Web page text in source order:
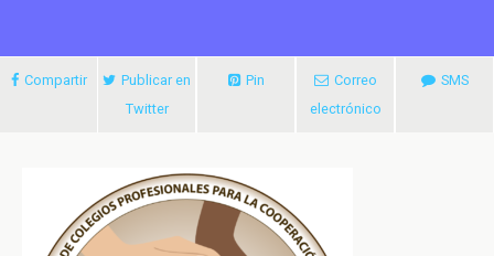
Compartir
Publicar en
Twitter
Pin
Correo
electrónico
SMS